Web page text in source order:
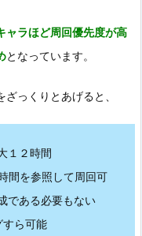
ャラほど周回優先度が高
となっています。
っくりとあげると、
１２時間
間を参照して周回可
である必要もない
すら可能